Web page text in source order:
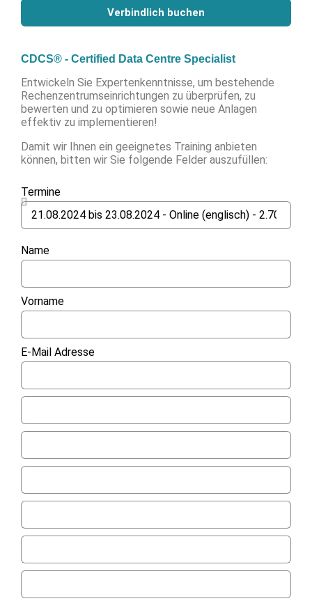
Verbindlich buchen
CDCS® - Certified Data Centre Specialist
Entwickeln Sie Expertenkenntnisse, um bestehende
Rechenzentrumseinrichtungen zu überprüfen, zu
bewerten und zu optimieren sowie neue Anlagen
effektiv zu implementieren!
Damit wir Ihnen ein geeignetes Training anbieten
können, bitten wir Sie folgende Felder auszufüllen:
Termine
Name
Vorname
E-Mail Adresse